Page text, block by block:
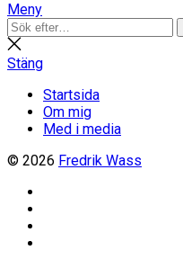
Meny
Sök
efter:
Stäng
sökning
Stäng
Startsida
Om mig
Med i media
© 2026 Fredrik Wass